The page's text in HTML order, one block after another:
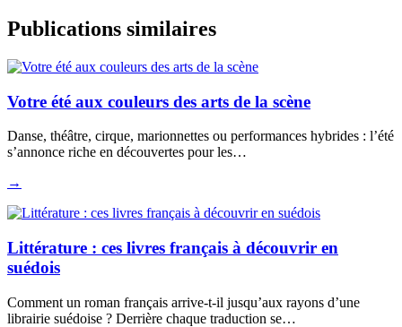
Publications similaires
Votre été aux couleurs des arts de la scène
Danse, théâtre, cirque, marionnettes ou performances hybrides : l’été
s’annonce riche en découvertes pour les…
→
Littérature : ces livres français à découvrir en
suédois
Comment un roman français arrive-t-il jusqu’aux rayons d’une
librairie suédoise ? Derrière chaque traduction se…